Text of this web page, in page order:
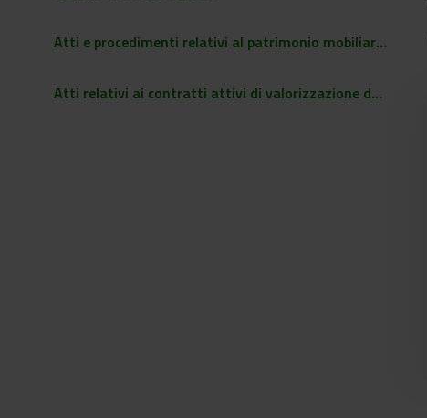
Atti e procedimenti relativi al patrimonio mobiliare e immobiliare dell'Ente
Atti relativi ai contratti attivi di valorizzazione della proprietà intellettuale dell'Ente